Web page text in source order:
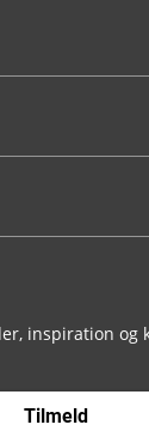
inspiration og
Tilmeld